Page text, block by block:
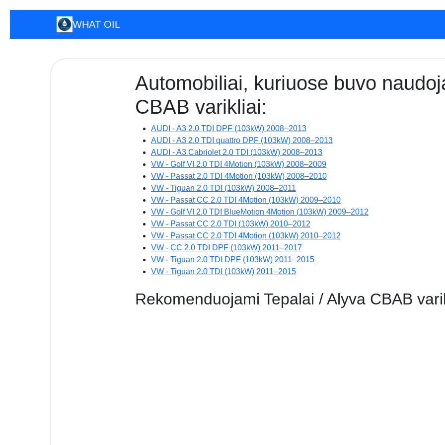
WHAT OIL
Automobiliai, kuriuose buvo
CBAB varikliai:
AUDI - A3 2.0 TDI DPF (103kW) 2008–2013
AUDI - A3 2.0 TDI quattro DPF (103kW) 2008–2013
AUDI - A3 Cabriolet 2.0 TDI (103kW) 2008–2013
VW - Golf VI 2.0 TDI 4Motion (103kW) 2008–2009
VW - Passat 2.0 TDI 4Motion (103kW) 2008–2010
VW - Tiguan 2.0 TDI (103kW) 2008–2011
VW - Passat CC 2.0 TDI 4Motion (103kW) 2009–2010
VW - Golf VI 2.0 TDI BlueMotion 4Motion (103kW) 2009–2012
VW - Passat CC 2.0 TDI (103kW) 2010–2012
VW - Passat CC 2.0 TDI 4Motion (103kW) 2010–2012
VW - CC 2.0 TDI DPF (103kW) 2011–2017
VW - Tiguan 2.0 TDI DPF (103kW) 2011–2015
VW - Tiguan 2.0 TDI (103kW) 2011–2015
Rekomenduojami Tepalai / Alyva CBAB